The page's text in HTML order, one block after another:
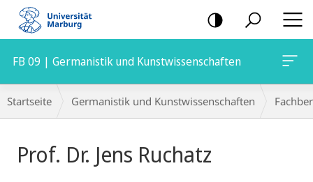
Mobile-
Navigation
FB 09 | Germanistik und Kunstwissenschaften
Breadcrumb-
Navigation
Startseite Germanistik und Kunstwissenschaften
Prof. Dr. Jens Ruchatz